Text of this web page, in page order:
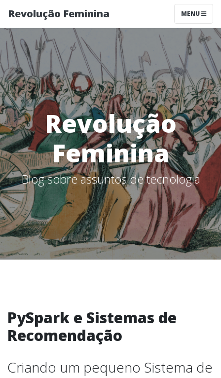
Revolução Feminina MENU
Revolução
Feminina
Blog sobre assuntos de tecnologia
PySpark e Sistemas de
Recomendação
Criando um pequeno Sistema de